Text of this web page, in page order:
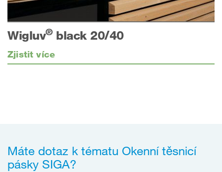
Wigluv®black 20/40
Zjistit více
Máte dotaz k tématu Okenní těsnicí
pásky SIGA?